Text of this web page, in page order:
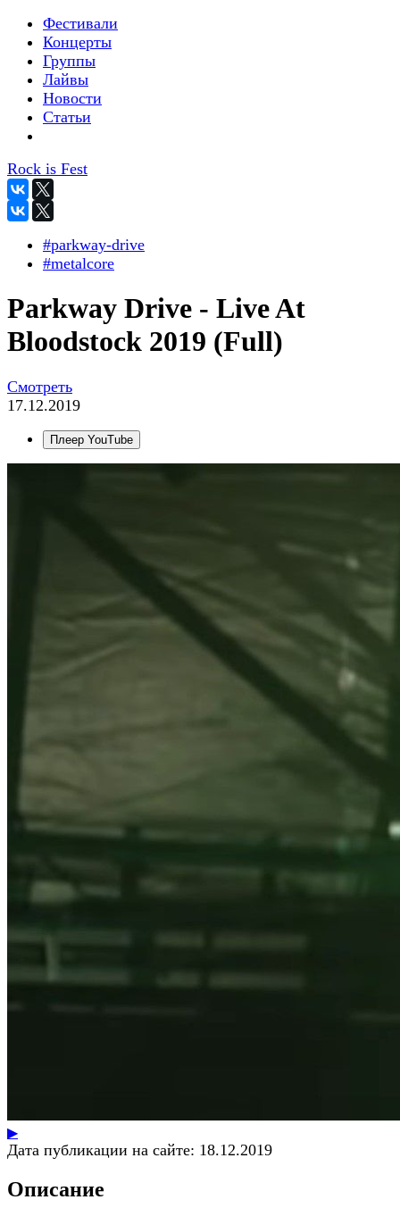
Фестивали
Концерты
Группы
Лайвы
Новости
Статьи
Rock is Fest
#parkway-drive
#metalcore
Parkway Drive - Live At
Bloodstock 2019 (Full)
Смотреть
17.12.2019
Плеер YouTube
▶
Дата публикации на сайте: 18.12.2019
Описание